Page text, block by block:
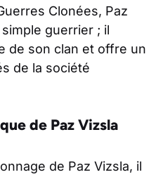
Clonées, Paz
guerrier ; il
de son clan et offre un
de la société
de Paz Vizsla
de Paz Vizsla, il